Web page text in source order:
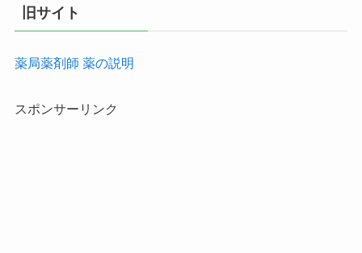
旧サイト
薬局薬剤師 薬の説明
スポンサーリンク